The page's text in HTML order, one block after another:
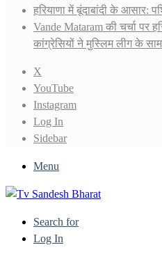
हरियाणा में बूंदाबांदी के आसार:
Vande Mataram की चर्चा पर
कांग्रेसियों ने मुस्लिम लीग के
X
YouTube
Instagram
Log In
Sidebar
Menu
Search for
Log In